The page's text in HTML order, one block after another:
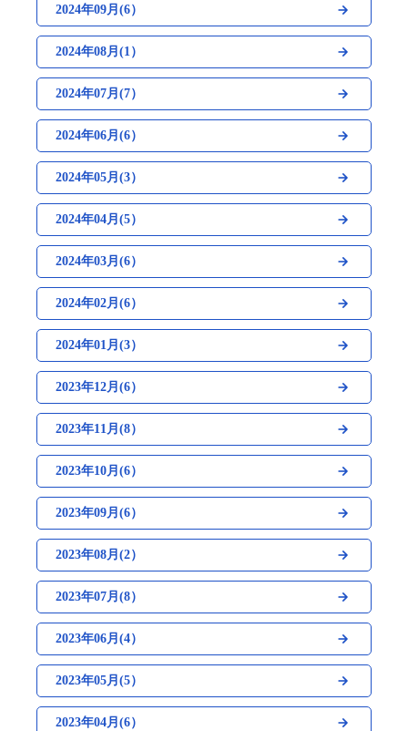
2024年09月(6）
2024年08月(1）
2024年07月(7）
2024年06月(6）
2024年05月(3）
2024年04月(5）
2024年03月(6）
2024年02月(6）
2024年01月(3）
2023年12月(6）
2023年11月(8）
2023年10月(6）
2023年09月(6）
2023年08月(2）
2023年07月(8）
2023年06月(4）
2023年05月(5）
2023年04月(6）